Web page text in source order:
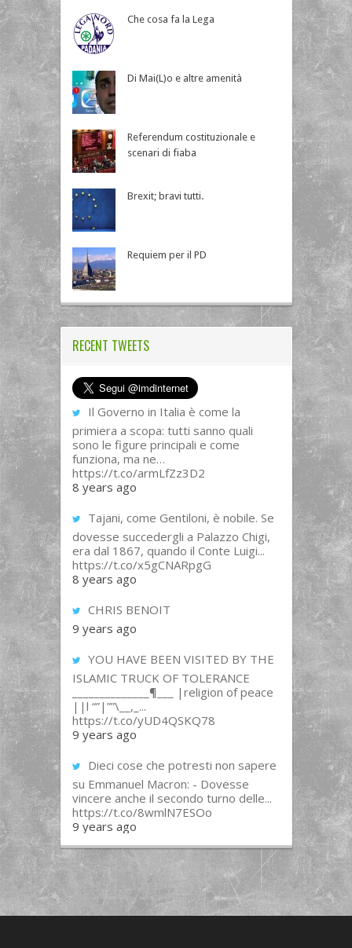
Che cosa fa la Lega
Di Mai(L)o e altre amenità
Referendum costituzionale e
scenari di fiaba
Brexit; bravi tutti.
Requiem per il PD
RECENT TWEETS
Il Governo in Italia è come la
primiera a scopa: tutti sanno quali
sono le figure principali e come
funziona, ma ne…
https://t.co/armLfZz3D2
8 years ago
Tajani, come Gentiloni, è nobile. Se
dovesse succedergli a Palazzo Chigi,
era dal 1867, quando il Conte Luigi...
https://t.co/x5gCNARpgG
8 years ago
CHRIS BENOIT
9 years ago
YOU HAVE BEEN VISITED BY THE
ISLAMIC TRUCK OF TOLERANCE
______________¶___ |religion of peace
||l “”|””\__,_...
https://t.co/yUD4QSKQ78
9 years ago
Dieci cose che potresti non sapere
su Emmanuel Macron: - Dovesse
vincere anche il secondo turno delle...
https://t.co/8wmlN7ESOo
9 years ago